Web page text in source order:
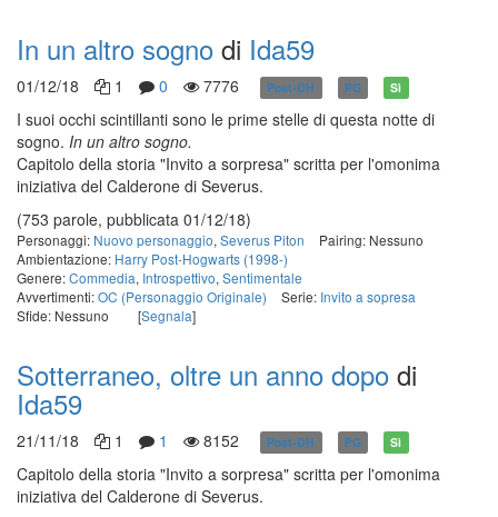
In un altro sogno di Ida59
01/12/18 1 0 7776 Post-DH PG Sì
I suoi occhi scintillanti sono le prime stelle di questa notte di
sogno. In un altro sogno.
Capitolo della storia "Invito a sorpresa" scritta per l'omonima
iniziativa del Calderone di Severus.
(753 parole, pubblicata 01/12/18)
Personaggi: Nuovo personaggio, Severus Piton
Pairing: Nessuno
Ambientazione: Harry Post-Hogwarts (1998-)
Genere:Commedia, Introspettivo, Sentimentale
Avvertimenti:OC (Personaggio Originale) Serie: Invito a sopresa
Sfide: Nessuno
[Segnala]
Sotterraneo, oltre un anno dopo di
Ida59
21/11/18 1 1 8152 Post-DH PG Sì
Capitolo della storia "Invito a sorpresa" scritta per l'omonima
iniziativa del Calderone di Severus.